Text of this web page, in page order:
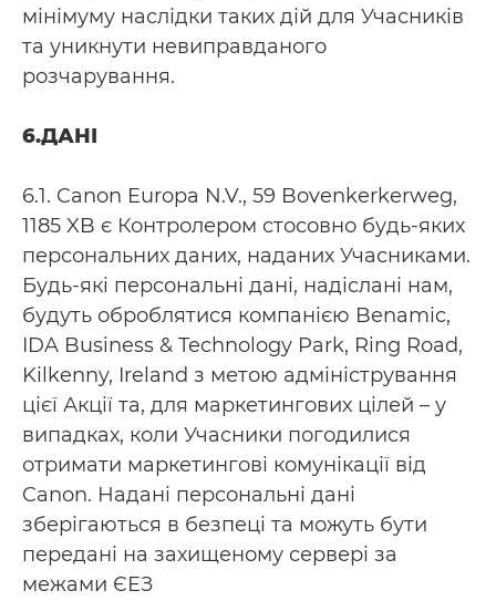
мінімуму наслідки таких дій для Учасників
та уникнути невиправданого
розчарування.
6.ДАНІ
6.1. Canon Europa N.V., 59 Bovenkerkerweg,
1185 XB є Контролером стосовно будь-яких
персональних даних, наданих Учасниками.
Будь-які персональні дані, надіслані нам,
будуть оброблятися компанією Benamic,
IDA Business & Technology Park, Ring Road,
Kilkenny, Ireland з метою адміністрування
цієї Акції та, для маркетингових цілей – у
випадках, коли Учасники погодилися
отримати маркетингові комунікації від
Canon. Надані персональні дані
зберігаються в безпеці та можуть бути
передані на захищеному сервері за
межами ЄЕЗ